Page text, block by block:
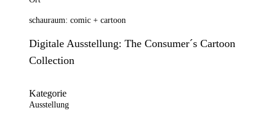
schauraum: comic + cartoon
Digitale Ausstellung: The Consumer´s Cartoon
Collection
Kategorie
Ausstellung